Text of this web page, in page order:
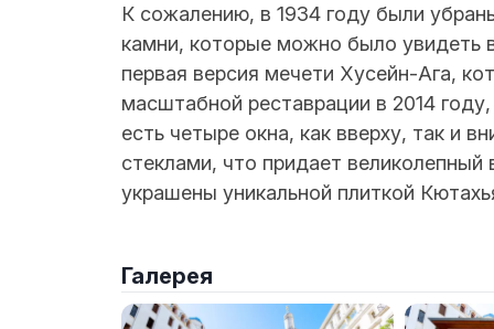
К сожалению, в 1934 году были
камни, которые можно было увидеть
первая версия мечети Хусейн-Ага,
масштабной реставрации в 2014
есть четыре окна, как вверху, так и
стеклами, что придает
украшены уникальной плиткой
Галерея